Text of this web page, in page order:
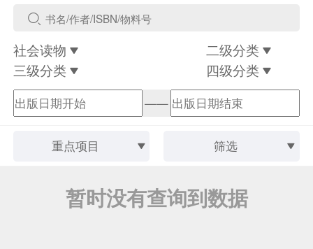
社会读物
二级分类
三级分类
四级分类
——
重点项目 筛选
暂时没有查询到数据